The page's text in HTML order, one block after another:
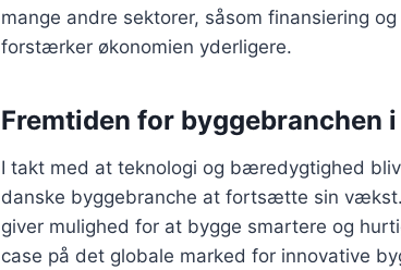
mange andre sektorer, såsom finansiering
forstærker økonomien yderligere.
Fremtiden for byggebranchen
I takt med at teknologi og bæredygtighed
danske byggebranche at fortsætte sin
giver mulighed for at bygge smartere og
case på det globale marked for innovative